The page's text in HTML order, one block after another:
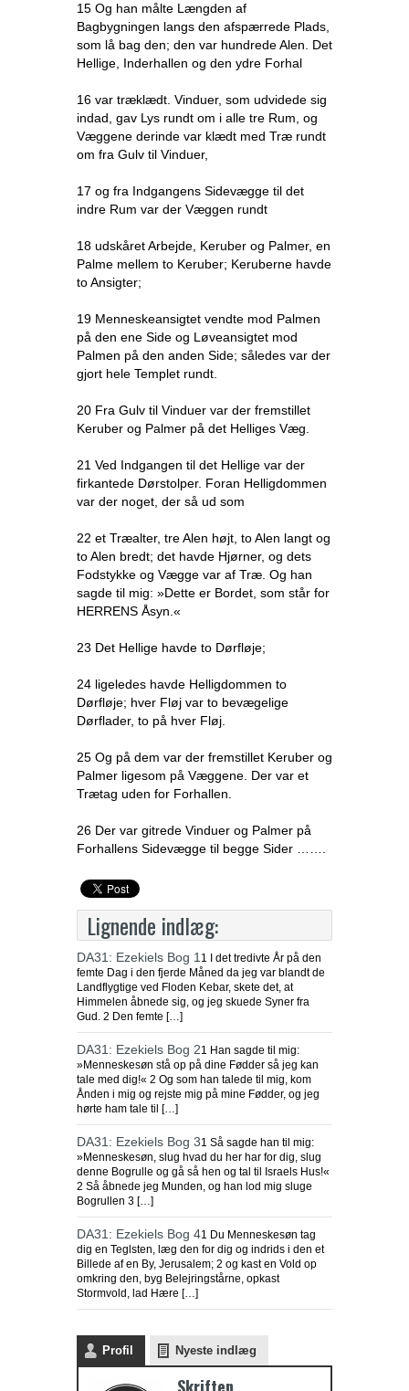
15 Og han målte Længden af
Bagbygningen langs den afspærrede Plads,
som lå bag den; den var hundrede Alen. Det
Hellige, Inderhallen og den ydre Forhal
16 var træklædt. Vinduer, som udvidede sig
indad, gav Lys rundt om i alle tre Rum, og
Væggene derinde var klædt med Træ rundt
om fra Gulv til Vinduer,
17 og fra Indgangens Sidevægge til det
indre Rum var der Væggen rundt
18 udskåret Arbejde, Keruber og Palmer, en
Palme mellem to Keruber; Keruberne havde
to Ansigter;
19 Menneskeansigtet vendte mod Palmen
på den ene Side og Løveansigtet mod
Palmen på den anden Side; således var der
gjort hele Templet rundt.
20 Fra Gulv til Vinduer var der fremstillet
Keruber og Palmer på det Helliges Væg.
21 Ved Indgangen til det Hellige var der
firkantede Dørstolper. Foran Helligdommen
var der noget, der så ud som
22 et Træalter, tre Alen højt, to Alen langt og
to Alen bredt; det havde Hjørner, og dets
Fodstykke og Vægge var af Træ. Og han
sagde til mig: »Dette er Bordet, som står for
HERRENS Åsyn.«
23 Det Hellige havde to Dørfløje;
24 ligeledes havde Helligdommen to
Dørfløje; hver Fløj var to bevægelige
Dørflader, to på hver Fløj.
25 Og på dem var der fremstillet Keruber og
Palmer ligesom på Væggene. Der var et
Trætag uden for Forhallen.
26 Der var gitrede Vinduer og Palmer på
Forhallens Sidevægge til begge Sider …….
Lignende indlæg:
DA31: Ezekiels Bog 1 1 I det tredivte År på den
femte Dag i den fjerde Måned da jeg var blandt de
Landflygtige ved Floden Kebar, skete det, at
Himmelen åbnede sig, og jeg skuede Syner fra
Gud. 2 Den femte […]
DA31: Ezekiels Bog 21 Han sagde til mig:
»Menneskesøn stå op på dine Fødder så jeg kan
tale med dig!« 2 Og som han talede til mig, kom
Ånden i mig og rejste mig på mine Fødder, og jeg
hørte ham tale til […]
DA31: Ezekiels Bog 31 Så sagde han til mig:
»Menneskesøn, slug hvad du her har for dig, slug
denne Bogrulle og gå så hen og tal til Israels Hus!«
2 Så åbnede jeg Munden, og han lod mig sluge
Bogrullen 3 […]
DA31: Ezekiels Bog 41 Du Menneskesøn tag
dig en Teglsten, læg den for dig og indrids i den et
Billede af en By, Jerusalem; 2 og kast en Vold op
omkring den, byg Belejringstårne, opkast
Stormvold, lad Hære […]
Profil Nyeste indlæg